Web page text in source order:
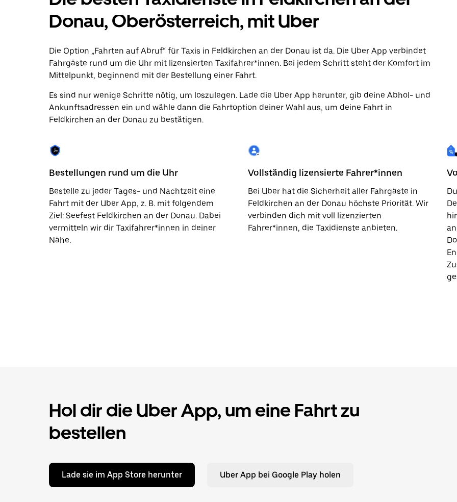
zu
und
auszuwählen.
Drücke
die
Escape-
um
den
Kalender
zu
Donau, Oberösterreich, mit Uber
Die Option „Fahrten auf Abruf“ für Taxis in Feldkirchen an der Donau ist da. Die Uber App verbindet
Fahrgäste rund um die Uhr mit lizensierten Taxifahrer*innen. Bei jedem Schritt steht der Komfort im
Mittelpunkt, beginnend mit der Bestellung einer Fahrt.
Es sind nur wenige Schritte nötig, um loszulegen. Lade die Uber App herunter, gib deine Abhol- und
Ankunftsadressen ein und wähle dann die Fahrtoption deiner Wahl aus, um deine Fahrt in
Feldkirchen an der Donau zu bestätigen.
Bestellungen rund um die Uhr
Bestelle zu jeder Tages- und Nachtzeit eine
Fahrt mit der Uber App, z. B. mit folgendem
Ziel: Seefest Feldkirchen an der Donau. Dabei
vermitteln wir dir Taxifahrer*innen in deiner
Nähe.
Vollständig lizensierte Fahrer*innen
Bei Uber hat die Sicherheit aller Fahrgäste in
Feldkirchen an der Donau höchste Priorität. Wir
verbinden dich mit voll lizenzierten
Fahrer*innen, die Taxidienste anbieten.
Hol dir die Uber App, um eine Fahrt zu
bestellen
Lade sie im App Store herunter Uber App bei Google Play holen